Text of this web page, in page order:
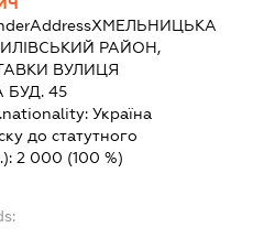
ХМЕЛЬНИЦЬКА
РАЙОН,
ВУЛИЦЯ
45
Україна
до статутного
2 000 (100 %)